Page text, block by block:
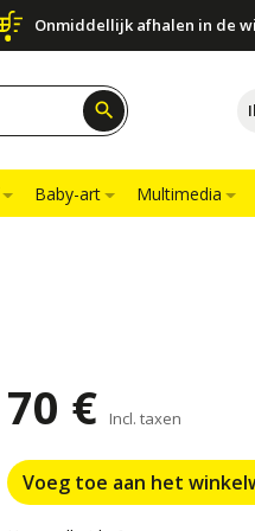
Onmiddellijk afhalen in de
search
Baby-art Multimedia
70 € Incl. taxen
Voeg toe aan het